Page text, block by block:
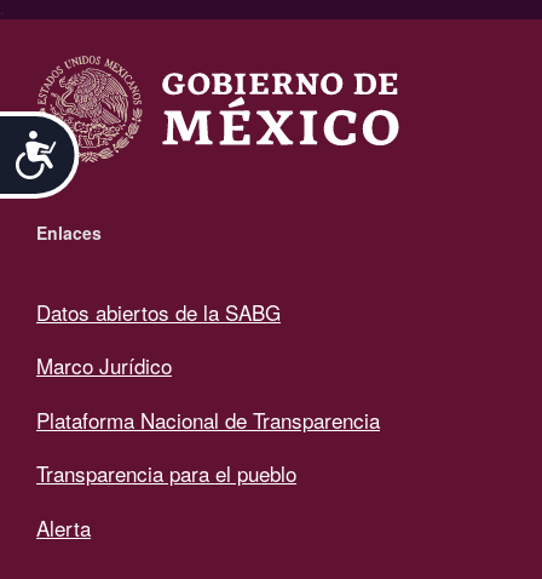
Accesibilidad
Enlaces
Datos abiertos de la SABG
Marco Jurídico
Plataforma Nacional de Transparencia
Transparencia para el pueblo
Alerta